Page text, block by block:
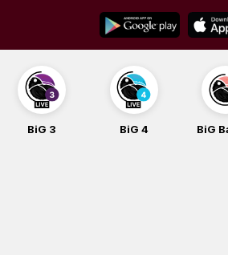
content
BiG 3 BiG 4 BiG